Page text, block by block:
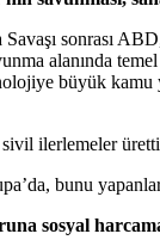
sonrası
alanında
büyük kamu
sivil ilerlemeler
bunu
sosyal